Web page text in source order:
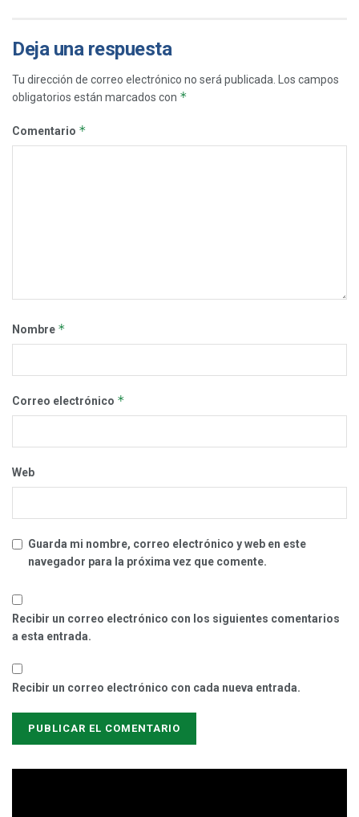
Deja una respuesta
Tu dirección de correo electrónico no será publicada.
Los campos
obligatorios están marcados con *
Comentario *
Nombre *
Correo electrónico *
Web
Guarda mi nombre, correo electrónico y web en este
navegador para la próxima vez que comente.
Recibir un correo electrónico con los siguientes comentarios
a esta entrada.
Recibir un correo electrónico con cada nueva entrada.